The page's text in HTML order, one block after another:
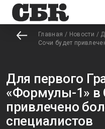
Главная / Новости /
Сочи будет
Для первого
«Формулы-1» в
привлечено
специалистов